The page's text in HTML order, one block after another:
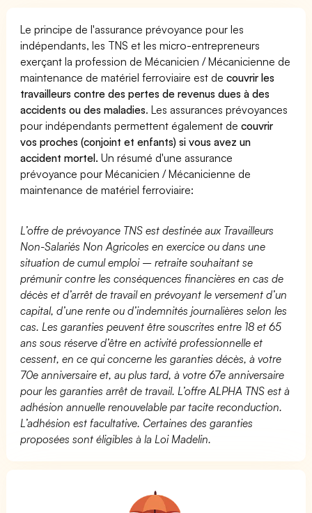
Le principe de l'assurance prévoyance pour les
indépendants, les TNS et les micro-entrepreneurs
exerçant la profession de Mécanicien / Mécanicienne de
maintenance de matériel ferroviaire est decouvrir les
travailleurs contre des pertes de revenus dues à des
accidents ou des maladies. Les assurances prévoyances
pour indépendants permettent également decouvrir
vos proches (conjoint et enfants) si vous avez un
accident mortel. Un résumé d'une assurance
prévoyance pour Mécanicien / Mécanicienne de
maintenance de matériel ferroviaire:
L’offre de prévoyance TNS est destinée aux Travailleurs
Non-Salariés Non Agricoles en exercice ou dans une
situation de cumul emploi – retraite souhaitant se
prémunir contre les conséquences financières en cas de
décès et d’arrêt de travail en prévoyant le versement d’un
capital, d’une rente ou d’indemnités journalières selon les
cas. Les garanties peuvent être souscrites entre 18 et 65
ans sous réserve d’être en activité professionnelle et
cessent, en ce qui concerne les garanties décès, à votre
70e anniversaire et, au plus tard, à votre 67e anniversaire
pour les garanties arrêt de travail. L’offre ALPHA TNS est à
adhésion annuelle renouvelable par tacite reconduction.
L’adhésion est facultative. Certaines des garanties
proposées sont éligibles à la Loi Madelin.